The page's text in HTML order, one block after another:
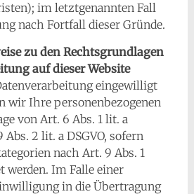
im letztgenannten Fall
nach Fortfall dieser Gründe.
zu den Rechtsgrundlagen
auf dieser Website
eingewilligt
wir Ihre personenbezogenen
von Art. 6 Abs. 1 lit. a
Abs. 2 lit. a DSGVO, sofern
nach Art. 9 Abs. 1
werden. Im Falle einer
in die Übertragung